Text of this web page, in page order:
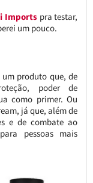
Imports pra testar,
um pouco.
um produto que, de
poder de
como primer. Ou
já que, além de
e de combate ao
pessoas mais